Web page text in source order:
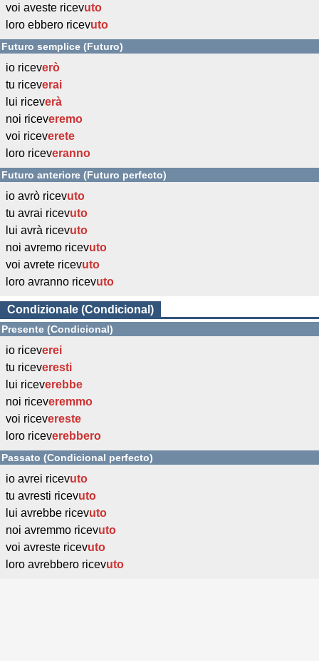
voi aveste ricevuto
loro ebbero ricevuto
Futuro semplice (Futuro)
io riceverò
tu riceverai
lui riceverà
noi riceveremo
voi riceverete
loro riceveranno
Futuro anteriore (Futuro perfecto)
io avrò ricevuto
tu avrai ricevuto
lui avrà ricevuto
noi avremo ricevuto
voi avrete ricevuto
loro avranno ricevuto
Condizionale (Condicional)
Presente (Condicional)
io riceverei
tu riceveresti
lui riceverebbe
noi riceveremmo
voi ricevereste
loro riceverebbero
Passato (Condicional perfecto)
io avrei ricevuto
tu avresti ricevuto
lui avrebbe ricevuto
noi avremmo ricevuto
voi avreste ricevuto
loro avrebbero ricevuto